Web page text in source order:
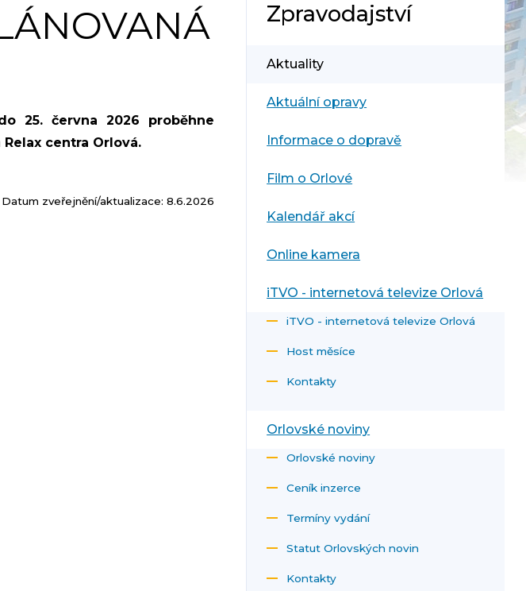
25. června 2026 proběhne
centra Orlová.
Datum zveřejnění/aktualizace: 8.6.2026
Zpravodajství
Aktuality
Aktuální opravy
Informace o dopravě
Film o Orlové
Kalendář akcí
Online kamera
iTVO - internetová televize Orlová
iTVO - internetová televize Orlová
Host měsíce
Kontakty
Orlovské noviny
Orlovské noviny
Ceník inzerce
Termíny vydání
Statut Orlovských novin
Kontakty